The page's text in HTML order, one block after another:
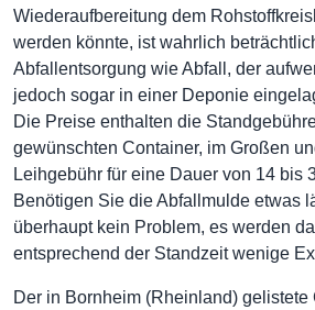
Wiederaufbereitung dem
werden könnte, ist wahrlich
Abfallentsorgung wie Abfall, der
jedoch sogar in einer Deponie
Die Preise enthalten die
gewünschten Container, im Großen
Leihgebühr für eine Dauer von 14 bis
Benötigen Sie die Abfallmulde etwas
überhaupt kein Problem, es werden
entsprechend der Standzeit wenige
Der in Bornheim (Rheinland)